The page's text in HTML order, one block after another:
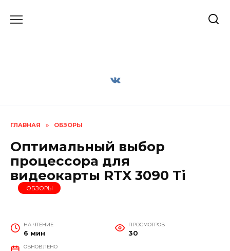
ГЛАВНАЯ » ОБЗОРЫ
Оптимальный выбор
процессора для
видеокарты RTX 3090 Ti
ОБЗОРЫ
НА ЧТЕНИЕ
6 мин
ПРОСМОТРОВ
30
ОБНОВЛЕНО